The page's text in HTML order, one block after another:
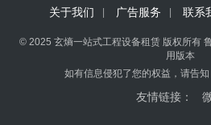
关于我们 广告服务 联系
© 2025 玄熵一站式工程设备租赁 版权所有
用版本
如有信息侵犯了您的权益，请告知
友情链接：